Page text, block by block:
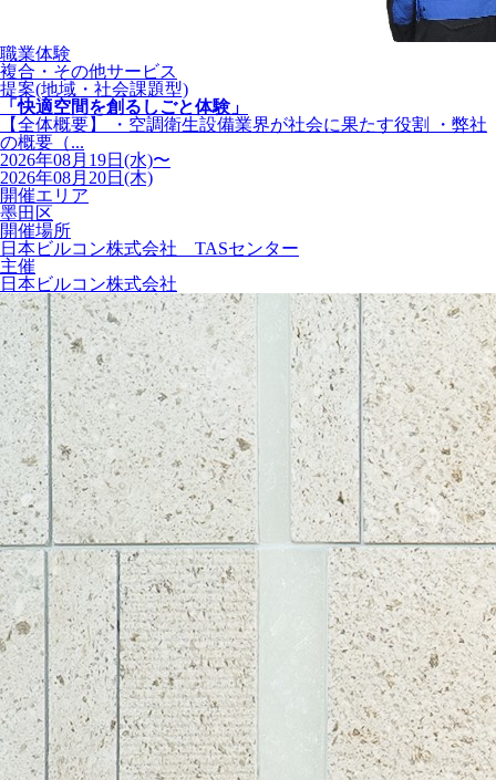
職業体験
複合・その他サービス
提案(地域・社会課題型)
「快適空間を創るしごと体験」
【全体概要】 ・空調衛生設備業界が社会に果たす役割 ・弊社
の概要（...
2026年08月19日(水)〜
2026年08月20日(木)
開催エリア
墨田区
開催場所
日本ビルコン株式会社 TASセンター
主催
日本ビルコン株式会社